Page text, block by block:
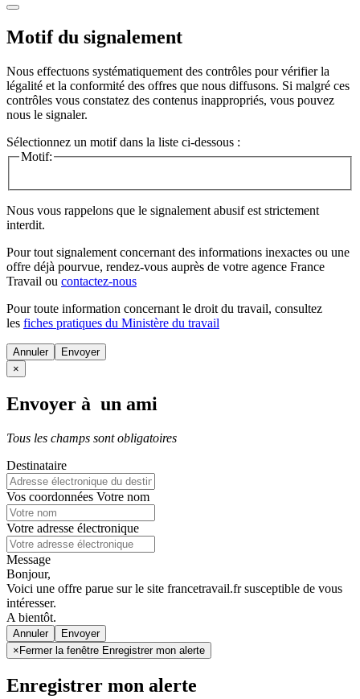
Motif du signalement
Nous effectuons systématiquement des contrôles pour vérifier la
légalité et la conformité des offres que nous diffusons. Si malgré ces
contrôles vous constatez des contenus inappropriés, vous pouvez
nous le signaler.
Sélectionnez un motif dans la liste ci-dessous :
Motif:
Nous vous rappelons que le signalement abusif est strictement
interdit.
Pour tout signalement concernant des informations inexactes ou une
offre déjà pourvue, rendez-vous auprès de votre agence France
Travail ou contactez-nous
Pour toute information concernant le droit du travail, consultez
les fiches pratiques du Ministère du travail
Annuler
×
Envoyer à un ami
Tous les champs sont obligatoires
Destinataire
Vos coordonnées Votre nom
Votre adresse électronique
Message
Bonjour,
Voici une offre parue sur le site francetravail.fr susceptible de vous
intéresser.
A bientôt.
Annuler
× Fermer la fenêtre Enregistrer mon alerte
Enregistrer mon alerte